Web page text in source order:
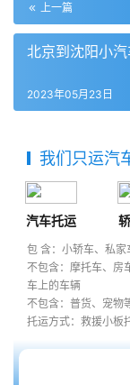
上一篇
北京到沈阳小
2023年05月23日
我们只运汽
汽车托运
包 含：小轿车、私
不包含：摩托车、房
车上的车辆
不包含：普货、宠物
托运方式：救援小板